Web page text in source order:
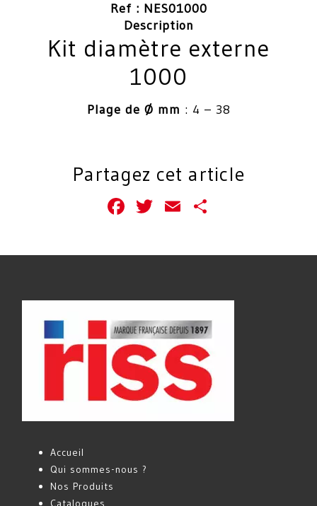
Ref : NES01000
Description
Kit diamètre externe
1000
Plage de Ø mm : 4 – 38
Partagez cet article
Facebook
Twitter
Email
Accueil
Qui sommes-nous ?
Nos Produits
Catalogues